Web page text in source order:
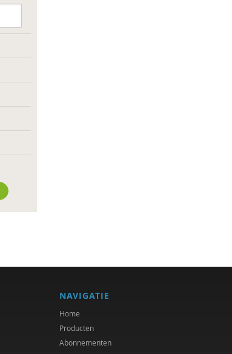
NAVIGATIE
Home
Producten
Abonnementen